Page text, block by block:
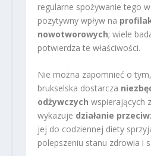
regularne spożywanie tego
pozytywny wpływ na
nowotworowych; wiele
potwierdza te właściwości.
Nie można zapomnieć o
brukselska dostarcza
odżywczych wspierających
wykazuje działanie
jej do codziennej diety
polepszeniu stanu zdrowia i